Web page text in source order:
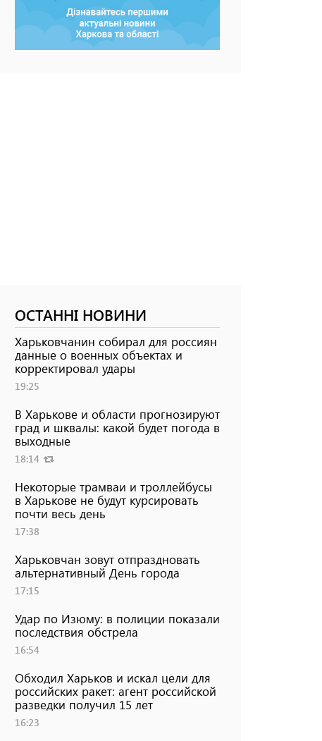
ОСТАННІ НОВИНИ
Харьковчанин собирал для россиян
данные о военных объектах и ​​
корректировал удары
19:25
В Харькове и области прогнозируют
град и шквалы: какой будет погода в
выходные
18:14
Некоторые трамваи и троллейбусы
в Харькове не будут курсировать
почти весь день
17:38
Харьковчан зовут отпраздновать
альтернативный День города
17:15
Удар по Изюму: в полиции показали
последствия обстрела
16:54
Обходил Харьков и искал цели для
российских ракет: агент российской
разведки получил 15 лет
16:23